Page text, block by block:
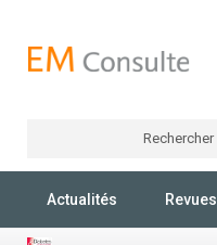
Rechercher
Actualités Revues